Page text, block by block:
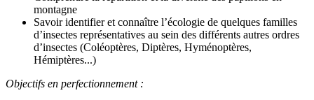
montagne
Savoir identifier et connaître l’écologie de quelques familles
d’insectes représentatives au sein des différents autres ordres
d’insectes (Coléoptères, Diptères, Hyménoptères,
Hémiptères...)
Objectifs en perfectionnement :